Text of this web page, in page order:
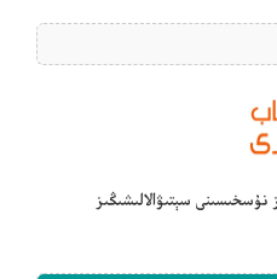
سېتىۋالالىشىڭىز